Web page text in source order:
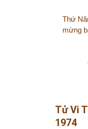
Thứ
mừng
Tử Vi
1974